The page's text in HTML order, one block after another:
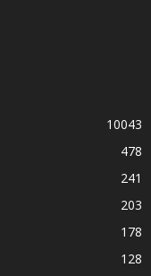
10043
478
241
203
178
128